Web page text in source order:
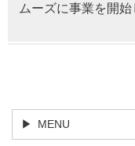
ムーズに事業を開
MENU